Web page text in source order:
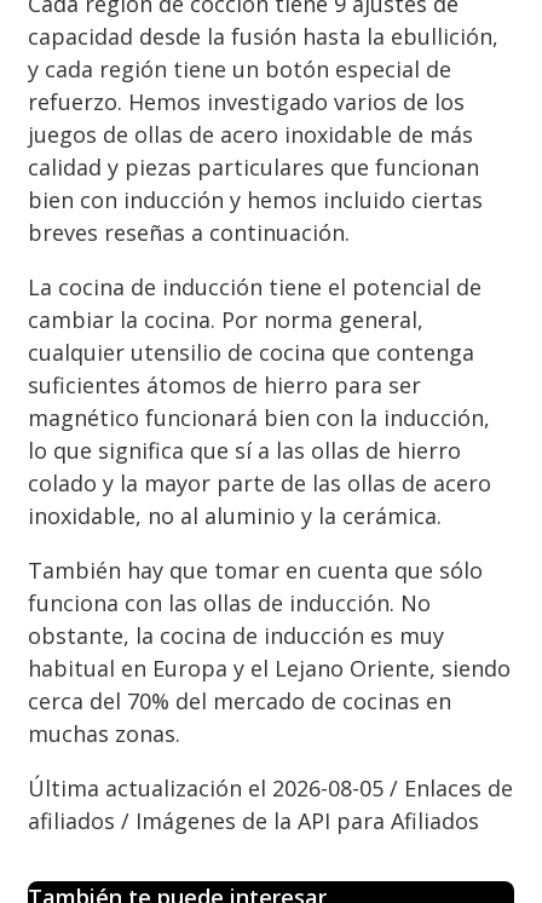
capacidad desde la fusión hasta la ebullición,
y cada región tiene un botón especial de
refuerzo. Hemos investigado varios de los
juegos de ollas de acero inoxidable de más
calidad y piezas particulares que funcionan
bien con inducción y hemos incluido ciertas
breves reseñas a continuación.
La cocina de inducción tiene el potencial de
cambiar la cocina. Por norma general,
cualquier utensilio de cocina que contenga
suficientes átomos de hierro para ser
magnético funcionará bien con la inducción,
lo que significa que sí a las ollas de hierro
colado y la mayor parte de las ollas de acero
inoxidable, no al aluminio y la cerámica.
También hay que tomar en cuenta que sólo
funciona con las ollas de inducción. No
obstante, la cocina de inducción es muy
habitual en Europa y el Lejano Oriente, siendo
cerca del 70% del mercado de cocinas en
muchas zonas.
Última actualización el 2026-08-05 / Enlaces de
afiliados / Imágenes de la API para Afiliados